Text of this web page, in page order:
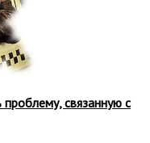
связанную с